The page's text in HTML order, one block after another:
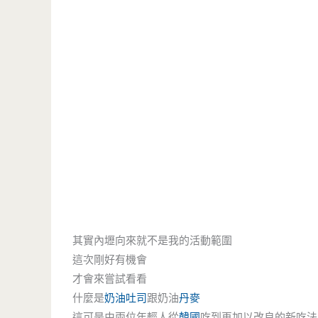
其實內壢向來就不是我的活動範圍
這次剛好有機會
才會來嘗試看看
什麼是奶油吐司跟奶油丹麥